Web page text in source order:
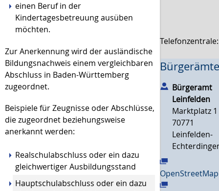
einen Beruf in der
Kindertagesbetreuung ausüben
möchten.
Zur Anerkennung wird der ausländische
Bildungsnachweis einem vergleichbaren
Abschluss in Baden-Württemberg
zugeordnet.
Beispiele für Zeugnisse oder Abschlüsse,
die zugeordnet beziehungsweise
anerkannt werden:
Realschulabschluss oder ein dazu
gleichwertiger Ausbildungsstand
Hauptschulabschluss oder ein dazu
Bürgeramt
Leinfelden
Marktplatz 1
70771
Leinfelden-
OpenStreetMap